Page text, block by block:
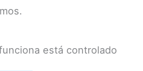
está controlado